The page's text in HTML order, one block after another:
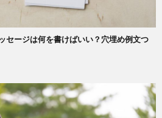
セージは何を書けばいい？穴埋め例文つ